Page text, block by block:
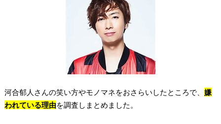
河合郁人さんの笑い方やモノマネをおさらいしたところで、 嫌
われている理由を調査しまとめました。